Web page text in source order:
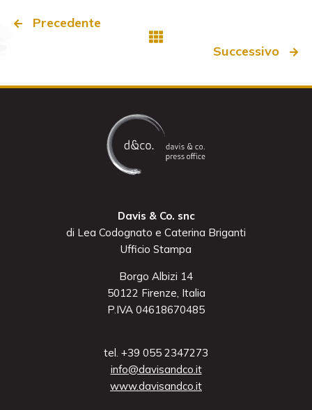
Precedente
Successivo
Davis & Co. snc
di Lea Codognato e Caterina Briganti
Ufficio Stampa
Borgo Albizi 14
50122 Firenze, Italia
P.IVA 04618670485
tel. +39 055 2347273
info@davisandco.it
www.davisandco.it